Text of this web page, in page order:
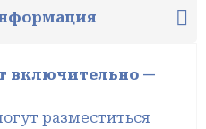
включительно —
разместиться